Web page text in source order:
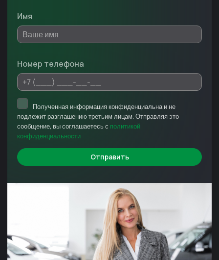
Имя
Номер телефона
Отправить
Полученная информация конфиденциальна и не
подлежит разглашению третьим лицам. Отправляя это
сообщение, вы соглашаетесь с политикой
конфиденциальности